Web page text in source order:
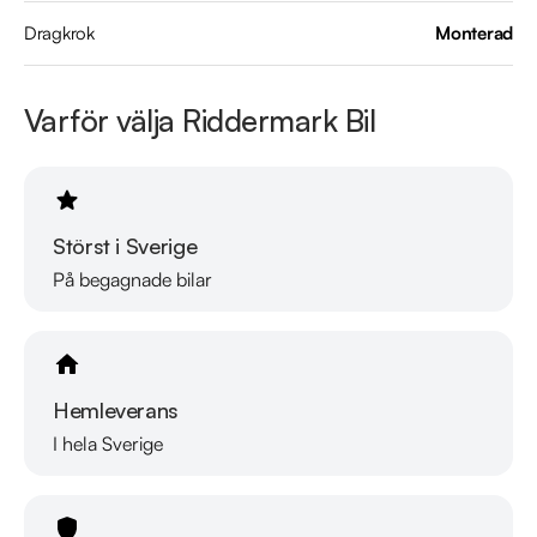
går till.
https://www.youtube.com/watch?v=EvmgI7cNqkUFWD86J
Telefontider:
Besökstider i butik:
Måndag - Fredag 09:00 - 19:00
Lördag 10:00 - 17:00
Välkomna!
Dragkrok Monterad
Varför välja Riddermark Bil
Störst i Sverige
På begagnade bilar
Hemleverans
I hela Sverige